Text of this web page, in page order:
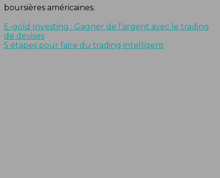
boursières américaines.
E-gold Investing : Gagner de l’argent avec le trading
de devises
5 étapes pour faire du trading intelligent